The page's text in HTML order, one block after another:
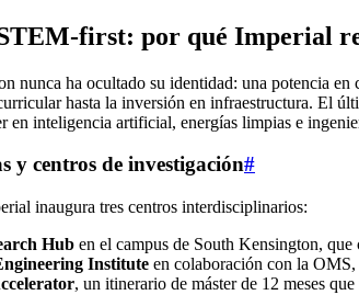
por qué Imperial
nunca ha ocultado su identidad: una potencia
hasta la inversión en infraestructura. El
en inteligencia artificial, energías limpias e
y centros de investigación#
inaugura tres centros interdisciplinarios:
Hub en el campus de South Kensington,
Institute en colaboración con la
, un itinerario de máster de 12 meses